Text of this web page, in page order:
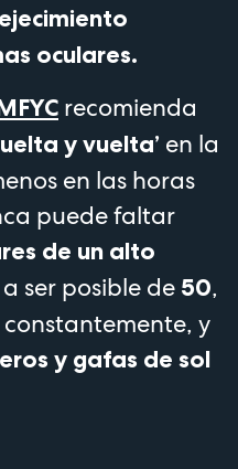
oculares.
recomienda
y vuelta’ en la
en las horas
puede faltar
de un alto
a ser posible de 50,
y
y gafas de sol